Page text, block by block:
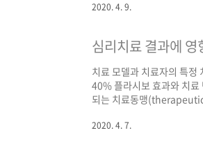
합니다. 어려움에 처한 다른
2020. 4. 9.
심리치료 결과에 영
치료 모델과 치료자의 특정
40% 플라시보 효과와 치료
되는 치료동맹
Mindfulness and
2020. 4. 7.